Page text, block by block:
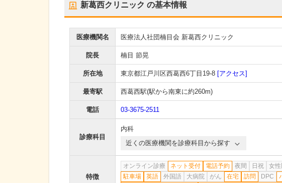
新葛西クリニック の基本情報
医療機関名 医療法人社団楠目会 新葛西クリニック
院長 楠目 節晃
所在地 東京都江戸川区西葛西6丁目19-8 [アクセス]
最寄駅 西葛西駅(駅から南東に約260m)
電話 03-3675-2511
診療科目
内科
近くの医療機関を診療科目から探す
特徴
オンライン診療 ネット受付 電話予約 夜間 日祝 女性
駐車場
英語 外国語 大病院 がん 在宅 訪問 DPC